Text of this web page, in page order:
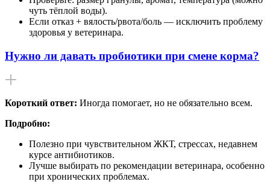
чуть тёплой воды).
Если отказ + вялость/рвота/боль — исключить проблему
здоровья у ветеринара.
Нужно ли давать пробиотики при смене корма?
Короткий ответ: Иногда помогает, но не обязательно всем.
Подробно:
Полезно при чувствительном ЖКТ, стрессах, недавнем
курсе антибиотиков.
Лучше выбирать по рекомендации ветеринара, особенно
при хронических проблемах.